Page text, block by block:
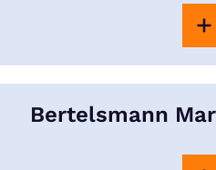
Bertelsmann